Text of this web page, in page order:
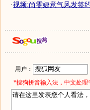
·视频:尚雯婕意气风发签
用户：
*搜狗拼音输入法，中文处理